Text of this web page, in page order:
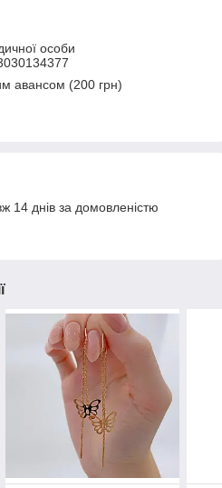
особи
авансом (200 грн)
14 днів за домовленістю